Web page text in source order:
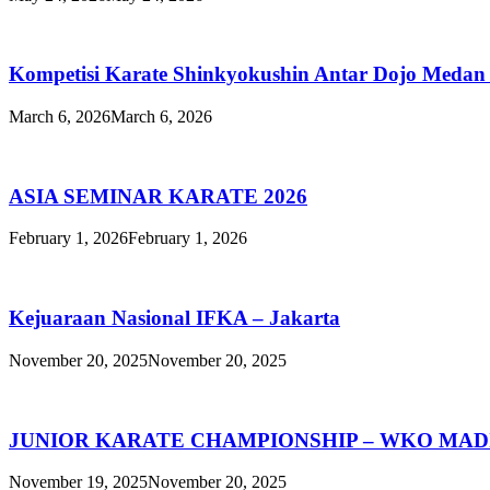
Kompetisi Karate Shinkyokushin Antar Dojo Medan
March 6, 2026March 6, 2026
ASIA SEMINAR KARATE 2026
February 1, 2026February 1, 2026
Kejuaraan Nasional IFKA – Jakarta
November 20, 2025November 20, 2025
JUNIOR KARATE CHAMPIONSHIP – WKO
November 19, 2025November 20, 2025